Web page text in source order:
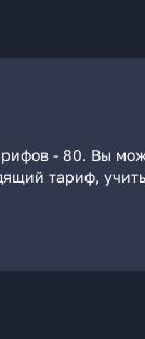
- 80. Вы
тариф,